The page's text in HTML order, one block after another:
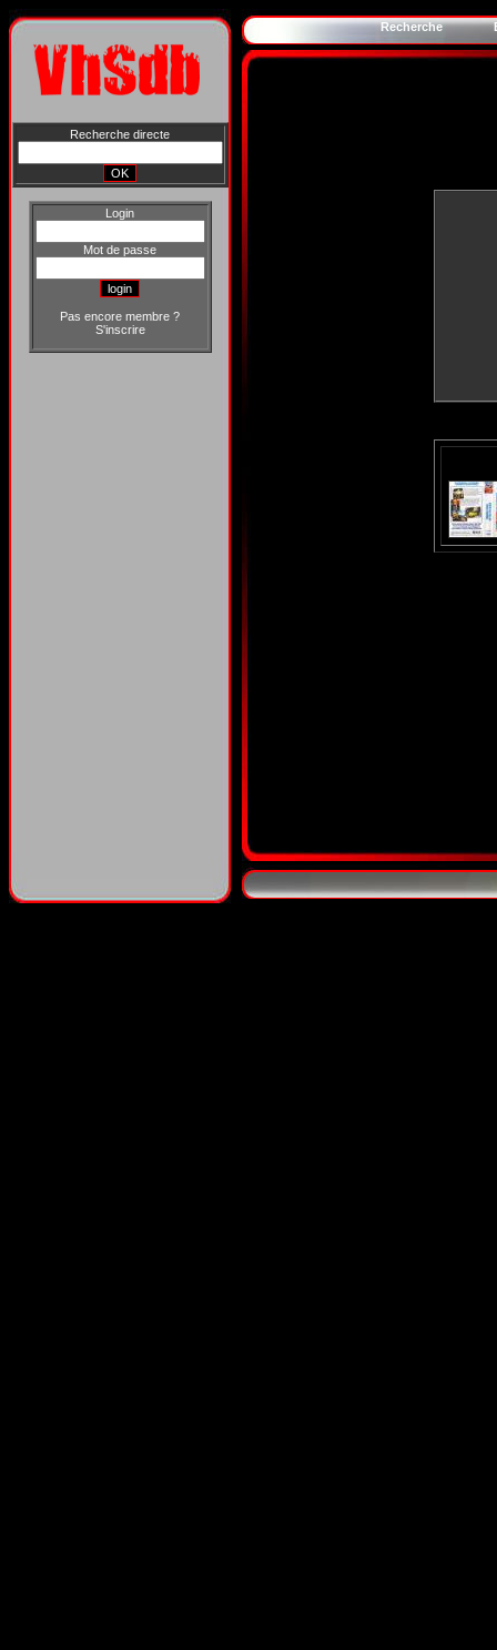
Recherche directe
Login
Mot de passe
Pas encore membre ?
S'inscrire
Recherche